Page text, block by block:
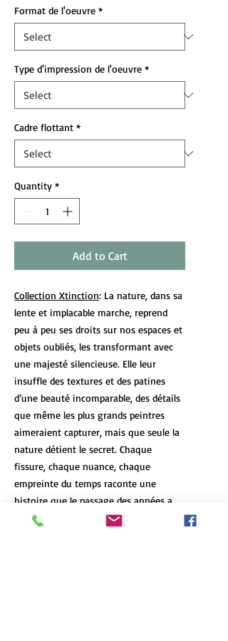
Format de l'oeuvre *
Type d'impression de l'oeuvre *
Cadre flottant *
Quantity *
Add to Cart
Collection Xtinction: La nature, dans sa
lente et implacable marche, reprend
peu à peu ses droits sur nos espaces et
objets oubliés, les transformant avec
une majesté silencieuse. Elle leur
insuffle des textures et des patines
d’une beauté incomparable, des détails
que même les plus grands peintres
aimeraient capturer, mais que seule la
nature détient le secret. Chaque
fissure, chaque nuance, chaque
empreinte du temps raconte une
histoire que le passage des années a
laissée, un témoignage vivant de la